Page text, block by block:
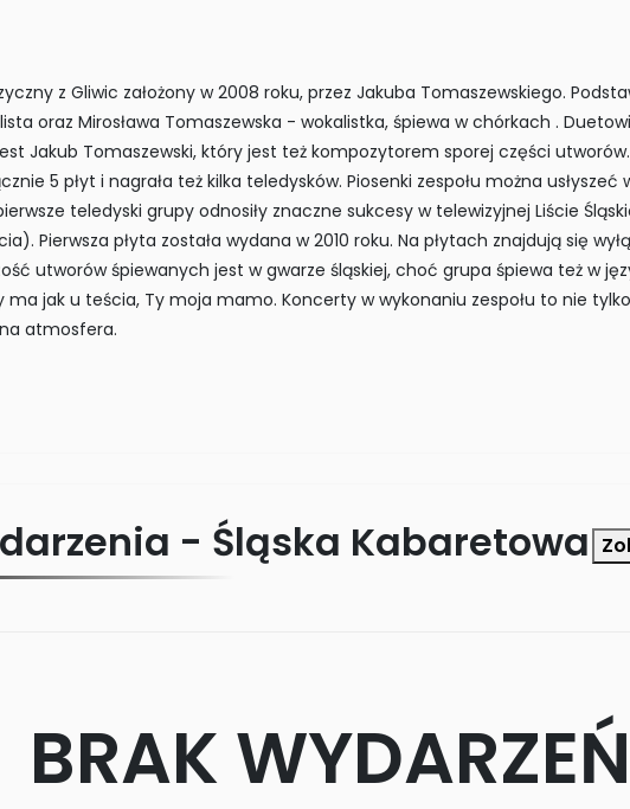
z Gliwic założony w 2008 roku, przez Jakuba Tomaszewskiego.
oraz Mirosława Tomaszewska - wokalistka, śpiewa w chórkach .
Jakub Tomaszewski, który jest też kompozytorem sporej części
5 płyt i nagrała też kilka teledysków. Piosenki zespołu można
teledyski grupy odnosiły znaczne sukcesy w telewizyjnej Liście
Pierwsza płyta została wydana w 2010 roku. Na płytach znajdują się
utworów śpiewanych jest w gwarze śląskiej, choć grupa śpiewa też w
ma jak u teścia, Ty moja mamo. Koncerty w wykonaniu zespołu to nie
atmosfera.
- Śląska Kabaretowa
BRAK WYDARZEŃ